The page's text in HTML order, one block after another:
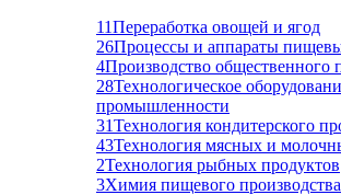
11Переработка овощей и ягод
26Процессы и аппараты
4Производство общественного
28Технологическое
промышленности
31Технология кондитерского
43Технология мясных и
2Технология рыбных продуктов
3Химия пищевого производства